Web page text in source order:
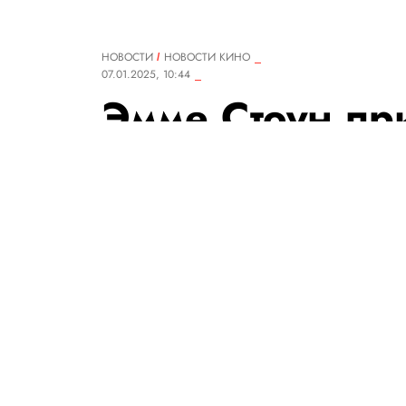
НОВОСТИ
НОВОСТИ КИНО
07.01.2025, 10:44
Эмме Стоун